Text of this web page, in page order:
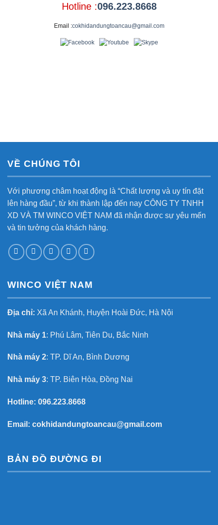
Hotline :096.223.8668
Email :cokhidandungtoancau@gmail.com
VỀ CHÚNG TÔI
Với phương châm hoạt động là “Chất lượng và uy tín đặt
lên hàng đầu”, từ khi thành lập đến nay CÔNG TY TNHH
XD VÀ TM WINCO VIỆT NAM đã nhận được sự yêu mến
và tin tưởng của khách hàng.
WINCO VIỆT NAM
Địa chỉ: Xã An Khánh, Huyện Hoài Đức, Hà Nội
Nhà máy 1: Phú Lâm, Tiên Du, Bắc Ninh
Nhà máy 2: TP. Dĩ An, Bình Dương
Nhà máy 3: TP. Biên Hòa, Đồng Nai
Hotline: 096.223.8668
Email: cokhidandungtoancau@gmail.com
BẢN ĐỒ ĐƯỜNG ĐI